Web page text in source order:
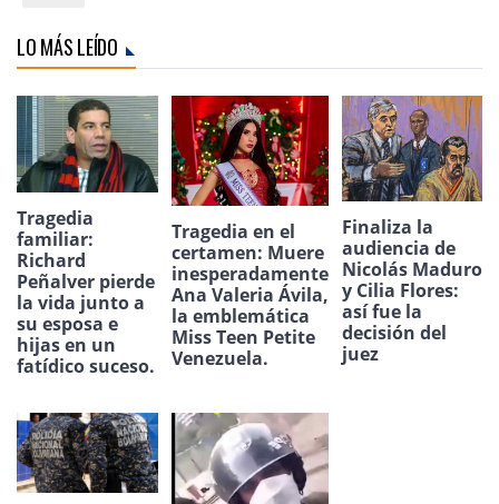
LO MÁS LEÍDO
Tragedia
familiar:
Richard
Peñalver pierde
la vida junto a
su esposa e
hijas en un
fatídico suceso.
Tragedia en el
certamen: Muere
inesperadamente
Ana Valeria Ávila,
la emblemática
Miss Teen Petite
Venezuela.
Finaliza la
audiencia de
Nicolás Maduro
y Cilia Flores:
así fue la
decisión del
juez